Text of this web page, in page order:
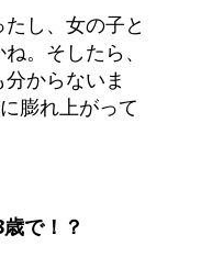
し、女の子と
。そしたら、
からないま
膨れ上がって
で！？